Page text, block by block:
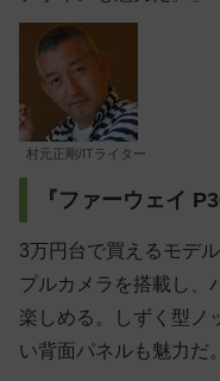
村元正剛/ITライター
『ファーウェイ
3万円台で買えるモデ
プルカメラを搭載し、
楽しめる。しずく型ノ
い背面パネルも魅力だ。